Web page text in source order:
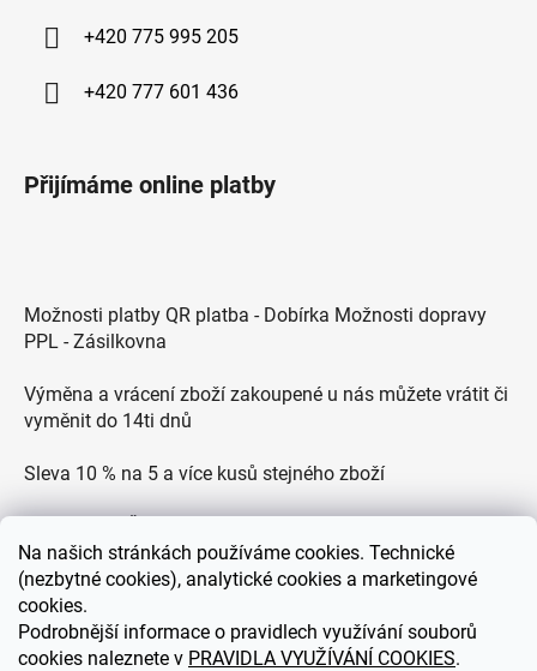
Na našich stránkách používáme cookies. Technické
(nezbytné cookies), analytické cookies a marketingové
cookies.
Podrobnější informace o pravidlech využívání souborů
cookies naleznete v PRAVIDLA VYUŽÍVÁNÍ COOKIES.
+420 775 995 205
+420 777 601 436
Přijímáme online platby
Možnosti platby QR platba - Dobírka Možnosti dopravy
PPL - Zásilkovna
Výměna a vrácení zboží zakoupené u nás můžete vrátit či
vyměnit do 14ti dnů
Sleva 10 % na 5 a více kusů stejného zboží
Zákaznická podpora každý všední den od 9.00 do 18.00
hodin